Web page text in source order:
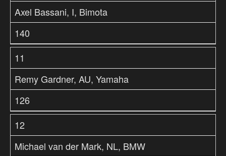
Axel Bassani, I, Bimota
140
11
Remy Gardner, AU, Yamaha
126
12
Michael van der Mark, NL, BMW